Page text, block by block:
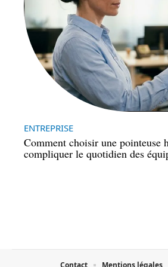
ENTREPRISE
Comment choisir une pointeuse
compliquer le quotidien des
Contact Mentions légales